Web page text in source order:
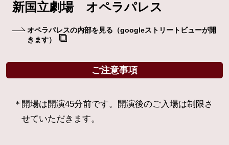
新国立劇場 オペラパレス
オペラパレスの内部を見る （googleストリートビューが開
きます）
ご注意事項
開場は開演45分前です。開演後のご入場は制限さ
せていただきます。